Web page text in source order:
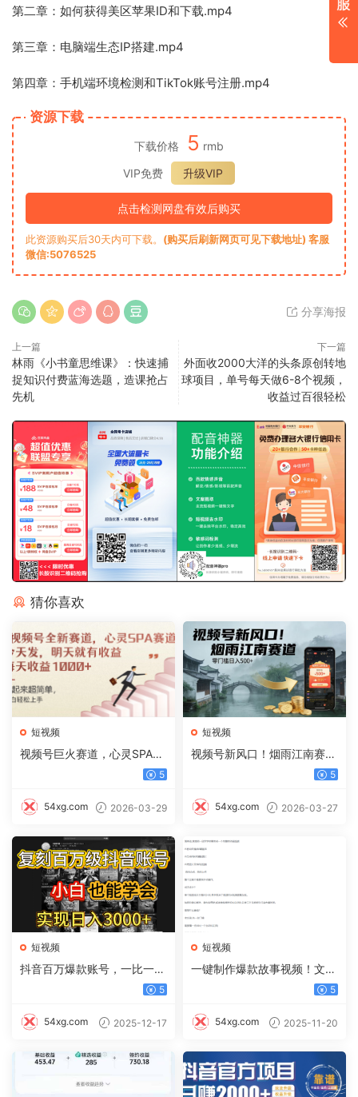
第二章：如何获得美区苹果ID和下载.mp4
第三章：电脑端生态IP搭建.mp4
第四章：手机端环境检测和TikTok账号注册.mp4
资源下载
下载价格 5 rmb
VIP免费
升级VIP
点击检测网盘有效后购买
此资源购买后30天内可下载。 (购买后刷新网页可见下载地址) 客服
微信:5076525
分享海报
上一篇
林雨《小书童思维课》：快速捕
捉知识付费蓝海选题，造课抢占
先机
下一篇
外面收2000大洋的‮条头‬原创转地
球项目，单号每天做6-8个视频，
收益过百很轻松
猜你喜欢
短视频
视频号巨火赛道，心灵SPA赛
道，做起来超简单，每天收益
5
54xg.com 2026-03-29
短视频
视频号新风口！烟雨江南赛
5
54xg.com 2026-03-27
短视频
抖音百万爆款账号，一比一复
刻内容教程，从0-1实操课，
入10w+
5
54xg.com 2025-12-17
短视频
一键制作爆款故事视频！文字
秒变YouTube自动发布的傻瓜
5
54xg.com 2025-11-20